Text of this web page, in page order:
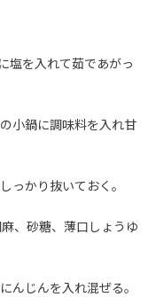
塩を入れて茹であがっ
小鍋に調味料を入れ甘
っかり抜いておく。
、砂糖、薄口しょうゆ
んじんを入れ混ぜる。